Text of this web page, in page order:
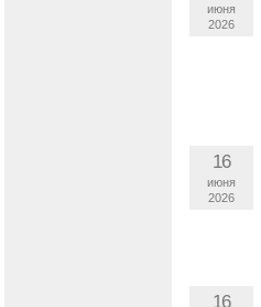
июня
2026
16
июня
2026
16